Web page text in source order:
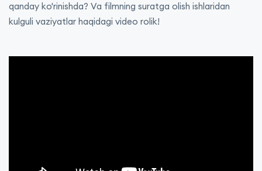
qanday ko'rinishda? Va filmning suratga olish ishlaridan
kulguli vaziyatlar haqidagi video rolik!